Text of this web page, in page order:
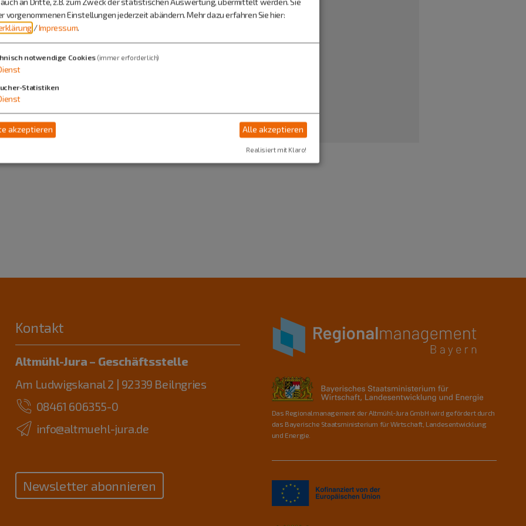
Bäckerei-Konditorei Zanner
Frau Andrea Zanner
Wolfsbuch
Arnbucher Weg 2
92339 Beilngries
08468 349
Kontakt
Altmühl-Jura – Geschäftsstelle
Am Ludwigskanal 2 | 92339 Beilngries
08461 606355-0
info@altmuehl-jura.de
Newsletter abonnieren
Das Regionalmanagement der Altmühl-Jura GmbH wird gefördert durch
das Bayerische Staatsministerium für Wirtschaft, Landesentwicklung
und Energie.
vorgenommenen Einstellungen jederzeit abändern. Mehr dazu erfahren Sie hier:
/Impressum.
notwendige Cookies (immer erforderlich)
Statistiken
akzeptieren Alle akzeptieren
Realisiert mit Klaro!